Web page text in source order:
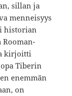
sillan ja
menneisyys
historian
kirjoitti
Tiberin
enemmän
on